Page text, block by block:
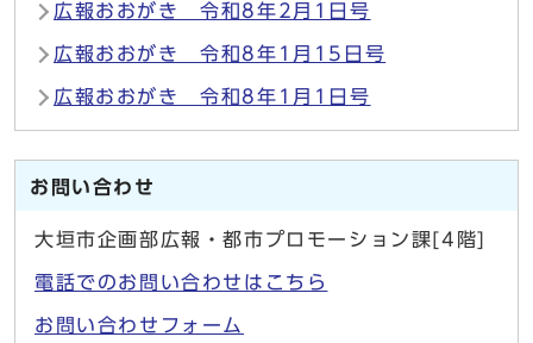
広報おおがき 令和8年2月1日号
広報おおがき 令和8年1月15日号
広報おおがき 令和8年1月1日号
お問い合わせ
大垣市企画部広報・都市プロモーション課[4階]
電話でのお問い合わせはこちら
お問い合わせフォーム